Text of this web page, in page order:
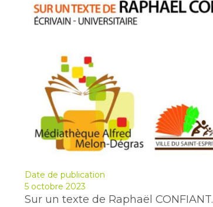
Date de publication
5 octobre 2023
Sur un texte de Raphaël CONFIANT.